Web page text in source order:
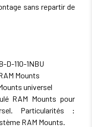
sans repartir de
D-110-1NBU
Mounts
universel
RAM Mounts pour
Particularités :
RAM Mounts.